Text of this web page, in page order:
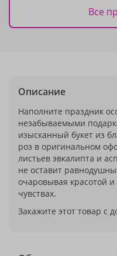
Все
Описание
Наполните праздник
незабываемыми
изысканный букет из
роз в оригинальном
листьев эвкалипта и
не оставит
очаровывая красотой
чувствах.
Закажите этот товар с